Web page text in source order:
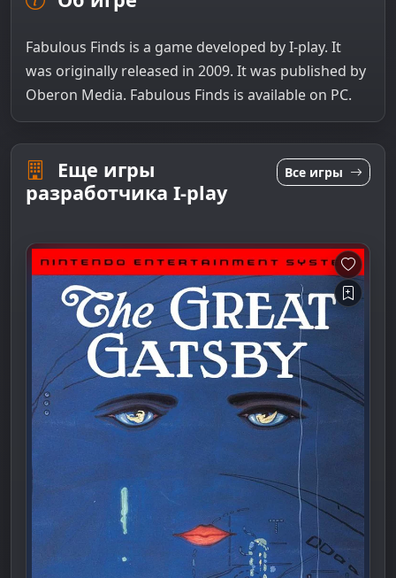
Fabulous Finds is a game developed by I-play. It
was originally released in 2009. It was published by
Oberon Media. Fabulous Finds is available on PC.
Еще игры
разработчика I-play
Все игры